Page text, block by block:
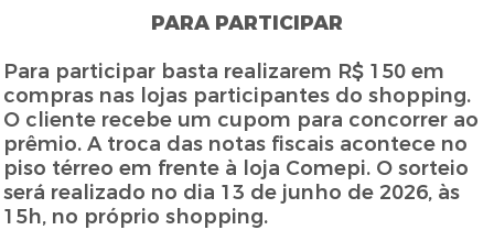
PARA PARTICIPAR
Para participar basta realizarem R$ 150 em
compras nas lojas participantes do shopping.
O cliente recebe um cupom para concorrer ao
prêmio. A troca das notas fiscais acontece no
piso térreo em frente à loja Comepi. O sorteio
será realizado no dia 13 de junho de 2026, às
15h, no próprio shopping.